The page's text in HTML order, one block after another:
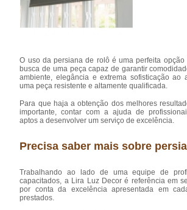
O uso da persiana de rolô é uma perfeita opção
busca de uma peça capaz de garantir
ambiente, elegância e extrema sofisticação ao
uma peça resistente e altamente qualificada.
Para que haja a obtenção dos melhores
importante, contar com a ajuda de
aptos a desenvolver um serviço de excelência.
Precisa saber mais sobre
Trabalhando ao lado de uma equipe de
capacitados, a Lira Luz Decor é referência em
por conta da excelência apresentada em
prestados.